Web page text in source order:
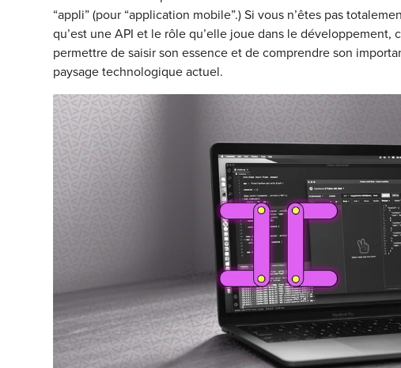
“appli” (pour “application mobile”.) Si vous n’êtes pas
qu’est une API et le rôle qu’elle joue dans le développement,
permettre de saisir son essence et de comprendre son
paysage technologique actuel.